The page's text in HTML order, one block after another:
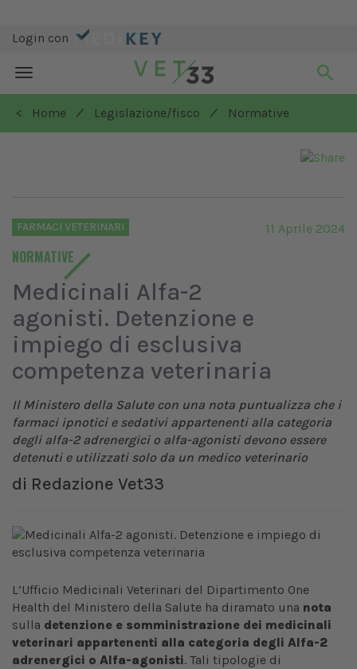
Login con
Toggle
navigation
< Home
/ Legislazione/fisco / Normative
FARMACI VETERINARI
NORMATIVE
11 Aprile 2024
Medicinali Alfa-2
agonisti. Detenzione e
impiego di esclusiva
competenza veterinaria
Il Ministero della Salute con una nota puntualizza che i
farmaci ipnotici e sedativi appartenenti alla categoria
degli alfa-2 adrenergici o alfa-agonisti devono essere
detenuti e utilizzati solo da un medico veterinario
di Redazione Vet33
L’Ufficio Medicinali Veterinari del Dipartimento One
Health del Ministero della Salute ha diramato una nota
sulla detenzione e somministrazione dei medicinali
veterinari appartenenti alla categoria degli Alfa-2
adrenergici o Alfa-agonisti. Tali tipologie di